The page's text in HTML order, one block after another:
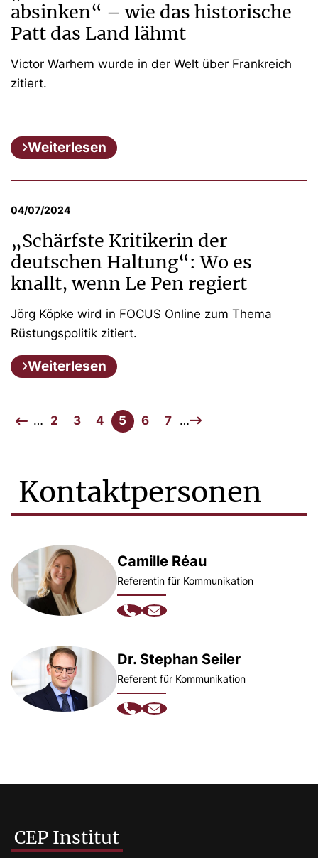
absinken“ – wie das historische
Patt das Land lähmt
Victor Warhem wurde in der Welt über Frankreich
zitiert.
Weiterlesen
04/07/2024
„Schärfste Kritikerin der
deutschen Haltung“: Wo es
knallt, wenn Le Pen regiert
Jörg Köpke wird in FOCUS Online zum Thema
Rüstungspolitik zitiert.
Weiterlesen
… 2 3 4 5 6 7 …
Kontaktpersonen
Camille Réau
Referentin für Kommunikation
Dr. Stephan Seiler
Referent für Kommunikation
CEP Institut